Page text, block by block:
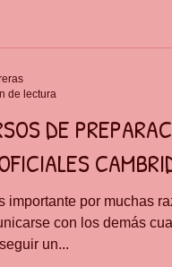
DE
importante por muchas
con los demás
un...
de lectura